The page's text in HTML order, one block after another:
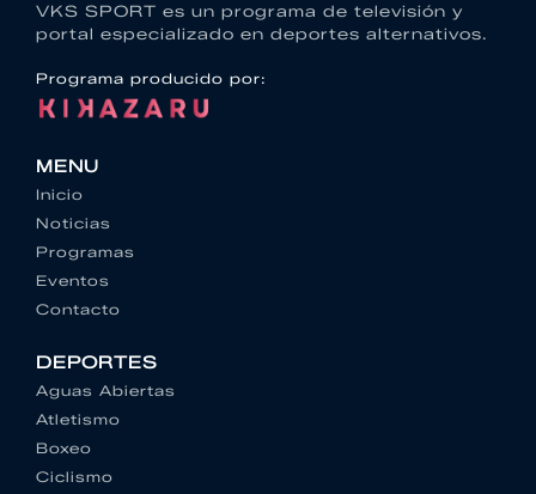
VKS SPORT es un programa de televisión y
portal especializado en deportes alternativos.
Programa producido por:
MENU
Inicio
Noticias
Programas
Eventos
Contacto
DEPORTES
Aguas Abiertas
Atletismo
Boxeo
Ciclismo